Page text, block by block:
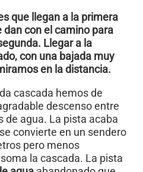
que llegan a la primera
dan con el camino para
Llegar a la
con una bajada muy
en la distancia.
cascada hemos de
descenso entre
de agua. La pista acaba
convierte en un sendero
pero menos
la cascada. La pista